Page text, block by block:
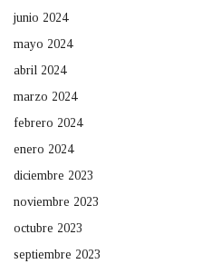
junio 2024
mayo 2024
abril 2024
marzo 2024
febrero 2024
enero 2024
diciembre 2023
noviembre 2023
octubre 2023
septiembre 2023